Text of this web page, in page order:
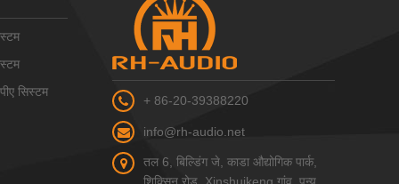
सिस्टम
+ 86-20-39388220
info@rh-audio.net
तल 6, बिल्डिंग जे, काडा औद्योगिक पार्क,